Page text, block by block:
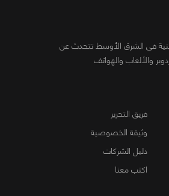
فى الشرق الأوسط تتحدث عن
والألعاب والهواتف
فريق التحرير
وثيقة الخصوصية
دليل الشركات
اكتب معنا